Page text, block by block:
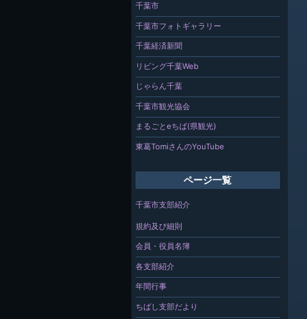
千葉市
千葉市フォトギャラリー
千葉経済新聞
リビング千葉Web
じゃらん千葉
千葉市観光協会
まるごとeちば(県観光)
東葛TomiさんのYouTube
ページ一覧
千葉市支部紹介
規約及び細則
会員・役員名簿
各支部紹介
年間行事
ちばし支部だより